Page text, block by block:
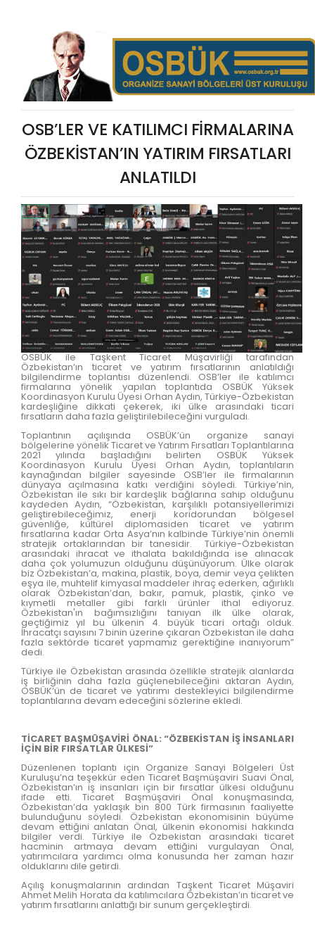
OSB’LER VE KATILIMCI FİRMALARINA
ÖZBEKİSTAN’IN YATIRIM FIRSATLARI
ANLATILDI
OSBÜK ile Taşkent Ticaret Müşavirliği tarafından
Özbekistan’ın ticaret ve yatırım fırsatlarının anlatıldığı
bilgilendirme toplantısı düzenlendi. OSB’ler ile katılımcı
firmalarına yönelik yapılan toplantıda OSBÜK Yüksek
Koordinasyon Kurulu Üyesi Orhan Aydın, Türkiye-Özbekistan
kardeşliğine dikkati çekerek, iki ülke arasındaki ticari
fırsatların daha fazla geliştirilebileceğini vurguladı.
Toplantının açılışında OSBÜK’ün organize sanayi
bölgelerine yönelik Ticaret ve Yatırım Fırsatları Toplantılarına
2021 yılında başladığını belirten OSBÜK Yüksek
Koordinasyon Kurulu Üyesi Orhan Aydın, toplantıların
kaynağından bilgiler sayesinde OSB’ler ile firmalarının
dünyaya açılmasına katkı verdiğini söyledi. Türkiye’nin,
Özbekistan ile sıkı bir kardeşlik bağlarına sahip olduğunu
kaydeden Aydın, “Özbekistan, karşılıklı potansiyellerimizi
geliştirebileceğimiz, enerji koridorundan bölgesel
güvenliğe, kültürel diplomasiden ticaret ve yatırım
fırsatlarına kadar Orta Asya’nın kalbinde Türkiye’nin önemli
stratejik ortaklarından bir tanesidir. Türkiye-Özbekistan
arasındaki ihracat ve ithalata bakıldığında ise alınacak
daha çok yolumuzun olduğunu düşünüyorum. Ülke olarak
biz Özbekistan’a, makina, plastik, boya, demir veya çelikten
eşya ile, muhtelif kimyasal maddeler ihraç ederken, ağırlıklı
olarak Özbekistan’dan, bakır, pamuk, plastik, çinko ve
kıymetli metaller gibi farklı ürünler ithal ediyoruz.
Özbekistan'ın bağımsızlığını tanıyan ilk ülke olarak,
geçtiğimiz yıl bu ülkenin 4. büyük ticari ortağı olduk.
İhracatçı sayısını 7 binin üzerine çıkaran Özbekistan ile daha
fazla sektörde ticaret yapmamız gerektiğine inanıyorum”
dedi.
Türkiye ile Özbekistan arasında özellikle stratejik alanlarda
iş birliğinin daha fazla güçlenebileceğini aktaran Aydın,
OSBÜK’ün de ticaret ve yatırımı destekleyici bilgilendirme
toplantılarına devam edeceğini sözlerine ekledi.
TİCARET BAŞMÜŞAVİRİ ÖNAL: “ÖZBEKİSTAN İŞ İNSANLARI
İÇİN BİR FIRSATLAR ÜLKESİ”
Düzenlenen toplantı için Organize Sanayi Bölgeleri Üst
Kuruluşu’na teşekkür eden Ticaret Başmüşaviri Suavi Önal,
Özbekistan’ın iş insanları için bir fırsatlar ülkesi olduğunu
ifade etti. Ticaret Başmüşaviri Önal konuşmasında,
Özbekistan’da yaklaşık bin 800 Türk firmasının faaliyette
bulunduğunu söyledi. Özbekistan ekonomisinin büyüme
devam ettiğini anlatan Önal, ülkenin ekonomisi hakkında
bilgiler verdi. Türkiye ile Özbekistan arasındaki ticaret
hacminin artmaya devam ettiğini vurgulayan Önal,
yatırımcılara yardımcı olma konusunda her zaman hazır
olduklarını dile getirdi.
Açılış konuşmalarının ardından Taşkent Ticaret Müşaviri
Ahmet Melih Horata da katılımcılara Özbekistan’ın ticaret ve
yatırım fırsatlarını anlattığı bir sunum gerçekleştirdi.